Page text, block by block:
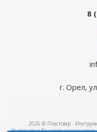
8
г. Орел,
2026 © Пластсвар -
Интернет-сайт носит